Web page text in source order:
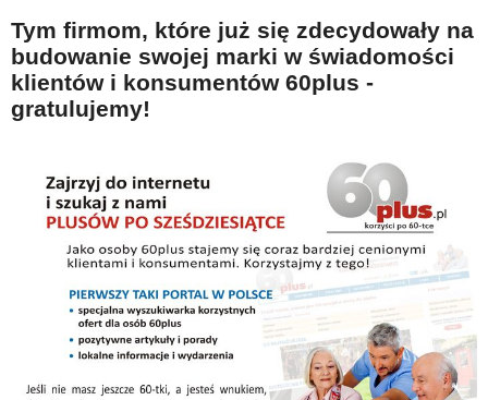
Tym firmom, które już się zdecydowały na
budowanie swojej marki w świadomości
klientów i konsumentów 60plus -
gratulujemy!